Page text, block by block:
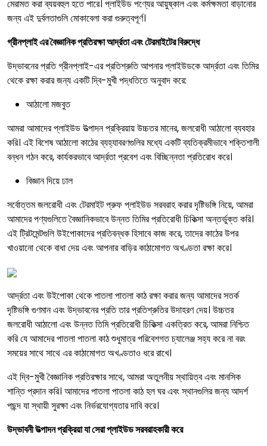
মেরামত করা ব্যয়বহুল হতে পারে। প্লাইউড পণ্যের আয়ুষ্কাল এবং কর্মক্ষমতা বাড়ানোর
জন্য এই দুর্বলতাগুলি মোকাবেলা করা গুরুত্বপূর্ণ।
গ্রীনপ্লাই এর বৈজ্ঞানিক প্রতিরক্ষা আর্দ্রতা এবং টেরমাইটের বিরুদ্ধে
উদ্ভাবনের প্রতি গ্রীনপ্লাই-এর প্রতিশ্রুতি আপনার প্লাইউডকে আর্দ্রতা এবং তিমির
থেকে রক্ষা করার জন্য একটি দ্বি-মুখী পদ্ধতিতে অনুবাদ করে:
আঠালো মজবুত
আমরা আমাদের প্লাইউড উত্পাদন প্রক্রিয়ায় উচ্চতর মানের, জলরোধী আঠালো ব্যবহার
করি। এই বিশেষ আঠালো কাঠের ব্যহ্যাবরণগুলির মধ্যে একটি ব্যতিক্রমীভাবে শক্তিশালী
বন্ধন গঠন করে, কার্যকরভাবে আর্দ্রতা প্রবেশ এবং বিচ্ছিন্নতা প্রতিরোধ করে।
বিজ্ঞান দিয়ে ঢাল
সর্বোত্তম জলরোধী এবং টেরমাইট প্রুফ প্লাইউড সরবরাহ করার দৃষ্টিভঙ্গি নিয়ে, আমরা
আমাদের পণ্যগুলিতে বৈজ্ঞানিকভাবে উন্নত তিমির প্রতিরোধী চিকিত্সা অন্তর্ভুক্ত করি।
এই ট্রিটমেন্টগুলি উইপোকাদের প্রতিবন্ধক হিসাবে কাজ করে, তাদের কাঠের উপর
খাওয়ানো থেকে বাধা দেয় এবং আপনার বাড়ির কাঠামোগত অখণ্ডতা রক্ষা করে।
আর্দ্রতা এবং উইপোকা থেকে পাতলা পাতলা কাঠ রক্ষা করার জন্য আমাদের সতর্ক
দৃষ্টিভঙ্গি গুণমান এবং উদ্ভাবনের প্রতি তার প্রতিশ্রুতির উদাহরণ দেয়। উচ্চতর
জলরোধী আঠালো এবং উন্নত তিমি প্রতিরোধী চিকিত্সা একত্রিত করে, আমরা নিশ্চিত
করি যে আমাদের পাতলা পাতলা কাঠ শুধুমাত্র পরিবেশগত চ্যালেঞ্জ সহ্য করে না বরং
সময়ের সাথে সাথে এর কাঠামোগত অখণ্ডতাও ধরে রাখে।
এই দ্বি-মুখী বৈজ্ঞানিক প্রতিরক্ষার সাথে, আমরা অতুলনীয় স্থায়িত্ব এবং মানসিক
শান্তি প্রদান করি। আমাদের পাতলা পাতলা কাঠ হল ঘর এবং স্থানগুলির জন্য আদর্শ
পছন্দ যা স্থায়ী সুরক্ষা এবং নির্ভরযোগ্যতার দাবি করে।
উদ্ভাবনী উত্পাদন প্রক্রিয়া যা সেরা প্লাইউড সরবরাহকারী করে